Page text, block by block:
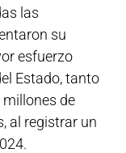
las
su
esfuerzo
Estado, tanto
de
al registrar un